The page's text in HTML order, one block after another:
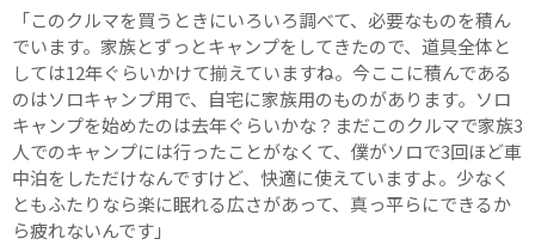
「このクルマを買うときにいろいろ調べて、必要なものを積ん
でいます。家族とずっとキャンプをしてきたので、道具全体と
しては12年ぐらいかけて揃えていますね。今ここに積んである
のはソロキャンプ用で、自宅に家族用のものがあります。ソロ
キャンプを始めたのは去年ぐらいかな？まだこのクルマで家族3
人でのキャンプには行ったことがなくて、僕がソロで3回ほど車
中泊をしただけなんですけど、快適に使えていますよ。少なく
ともふたりなら楽に眠れる広さがあって、真っ平らにできるか
ら疲れないんです」